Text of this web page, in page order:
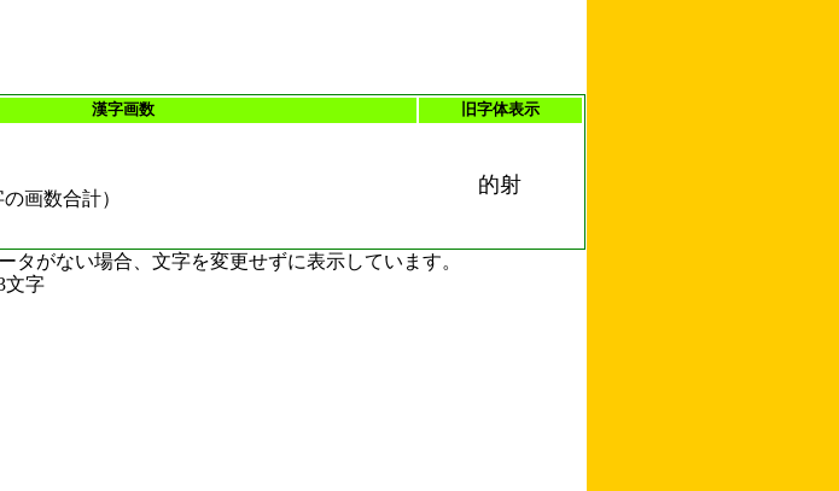
漢字画数 旧字体表示
画数合計）
的射
がない場合、文字を変更せずに表示しています。
文字